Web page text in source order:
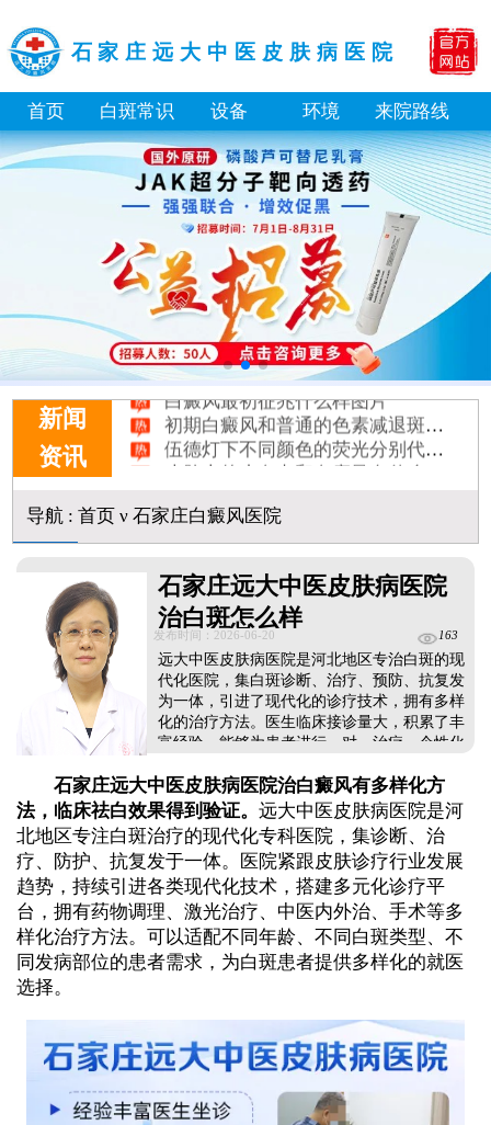
石家庄远大中医皮肤病医院
首页 白斑常识 设备 环境 来院路线
新闻
资讯
身体黑色素缺失是什么原因引起
白癜风打复色针有没有治好的案例
白癜风最初征兆什么样图片
初期白癜风和普通的色素减退斑怎么区分
伍德灯下不同颜色的荧光分别代表什么病
皮肤上的小白点和白癜风有什么区别
淘宝购买的伍德灯检查白斑准确吗
大面积白斑做全身仓光疗怎么样
美国进口308激光照白癜风一个光斑大概费用多少
导航: 首页ν 石家庄白癜风医院
石家庄远大中医皮肤病医院
治白斑怎么样
发布时间：2026-06-20 163
远大中医皮肤病医院是河北地区专治白斑的现
代化医院，集白斑诊断、治疗、预防、抗复发
为一体，引进了现代化的诊疗技术，拥有多样
化的治疗方法。医生临床接诊量大，积累了丰
富经验，能够为患者进行一对一治疗，个性化
查，根据病情变化特征和治疗效果对接下来的
治疗方案进行调整，使全程治疗持续发挥作
用。...
石家庄远大中医皮肤病医院治白癜风有多样化方
法，临床祛白效果得到验证。 远大中医皮肤病医院是河
北地区专注白斑治疗的现代化专科医院，集诊断、治
疗、防护、抗复发于一体。医院紧跟皮肤诊疗行业发展
趋势，持续引进各类现代化技术，搭建多元化诊疗平
台，拥有药物调理、激光治疗、中医内外治、手术等多
样化治疗方法。可以适配不同年龄、不同白斑类型、不
同发病部位的患者需求，为白斑患者提供多样化的就医
选择。